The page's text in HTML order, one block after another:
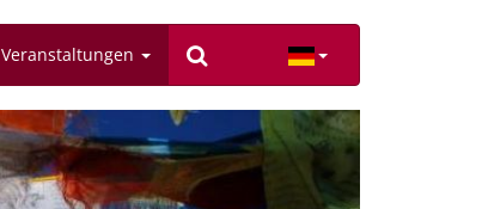
Veranstaltungen
Next